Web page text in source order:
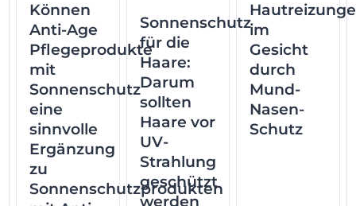
Können
Anti-Age
Pflegeprodukte
mit
Sonnenschutz
eine
sinnvolle
Ergänzung
zu
Sonnenschutzprodukten
Sonnenschutz
für die
Haare:
Darum
sollten
Haare vor
UV-
Strahlung
geschützt
werden
im
Gesicht
durch
Mund-
Nasen-
Schutz